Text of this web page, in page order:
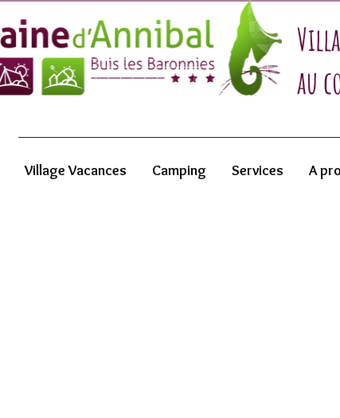
au
Village Vacances Camping Services A